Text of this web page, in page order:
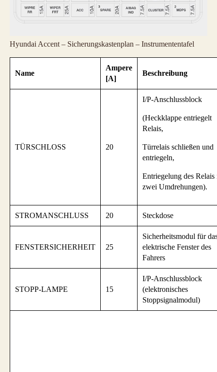
Hyundai Accent – Sicherungskastenplan – Instrumententafel
Name
Ampere
[A]
Beschreibung
TÜRSCHLOSS 20
I/P-Anschlussblock
(Heckklappe entriegelt
Relais,
Türrelais schließen und
entriegeln,
Entriegelung des Relais
zwei Umdrehungen).
STROMANSCHLUSS 20 Steckdose
FENSTERSICHERHEIT 25
Sicherheitsmodul für
elektrische Fenster des
Fahrers
STOPP-LAMPE 15
I/P-Anschlussblock
(elektronisches
Stoppsignalmodul)